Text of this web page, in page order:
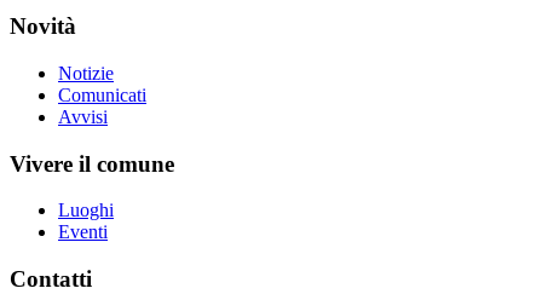
Novità
Notizie
Comunicati
Avvisi
Vivere il comune
Luoghi
Eventi
Contatti